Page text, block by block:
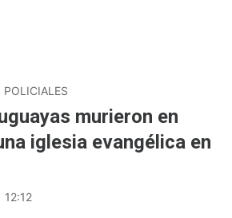
POLICIALES
murieron en
iglesia evangélica en
12:12